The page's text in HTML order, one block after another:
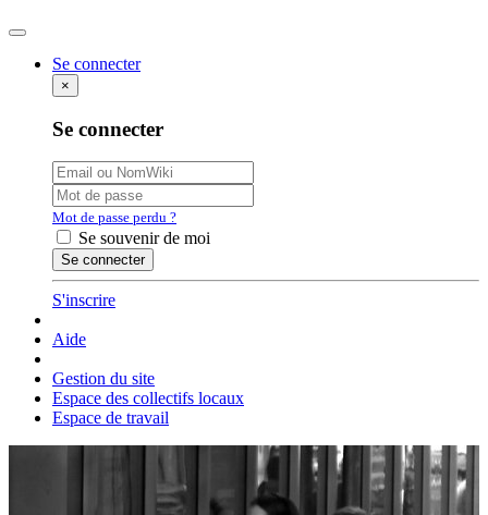
Rechercher
Se connecter
×
Se connecter
Mot de passe perdu ?
Se souvenir de moi
S'inscrire
Aide
Gestion du site
Espace des collectifs locaux
Espace de travail